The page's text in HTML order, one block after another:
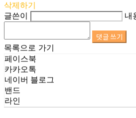
삭제하기
글쓴이
내
댓글 쓰기
목록으로 가기
페이스북
카카오톡
네이버 블로그
밴드
라인